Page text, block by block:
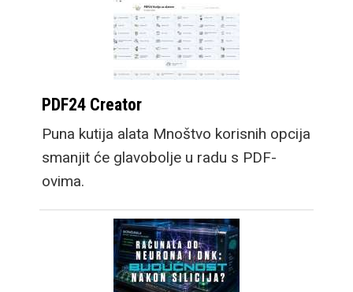
PDF24 Creator
Puna kutija alata Mnoštvo korisnih opcija
smanjit će glavobolje u radu s PDF-
ovima.